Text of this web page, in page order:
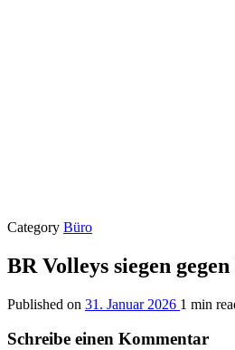
Category Büro
BR Volleys siegen
Published on 31. Januar 2026 1 min
Schreibe einen Kommentar